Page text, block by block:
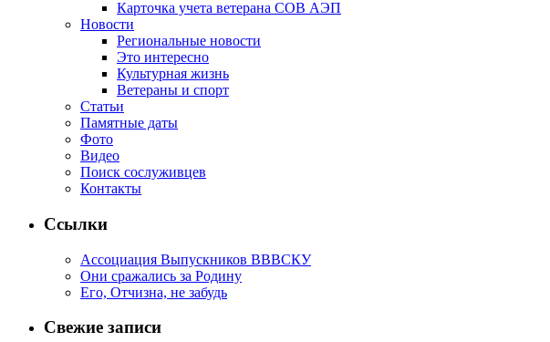
Карточка учета ветерана CОВ АЭП
Новости
Региональные новости
Это интересно
Культурная жизнь
Ветераны и спорт
Статьи
Памятные даты
Фото
Видео
Поиск сослуживцев
Контакты
Ссылки
Ассоциация Выпускников ВВВСКУ
Они сражались за Родину
Его, Отчизна, не забудь
Свежие записи